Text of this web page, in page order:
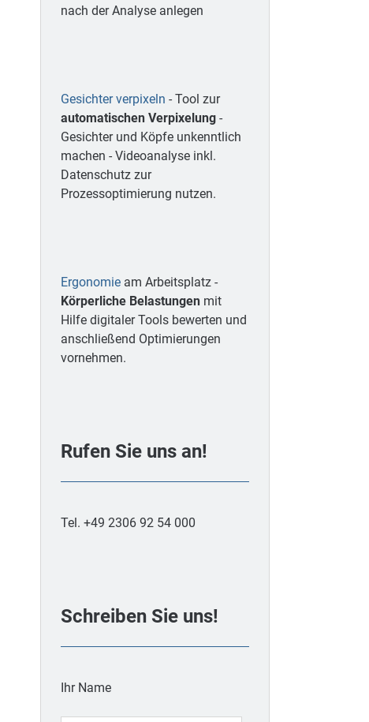
nach der Analyse anlegen
Gesichter verpixeln - Tool zur
automatischen Verpixelung-
Gesichter und Köpfe unkenntlich
machen - Videoanalyse inkl.
Datenschutz zur
Prozessoptimierung nutzen.
Ergonomieam Arbeitsplatz -
Körperliche Belastungenmit
Hilfe digitaler Tools bewerten und
anschließend Optimierungen
vornehmen.
Rufen Sie uns an!
Tel. +49 2306 92 54 000
Schreiben Sie uns!
Ihr Name